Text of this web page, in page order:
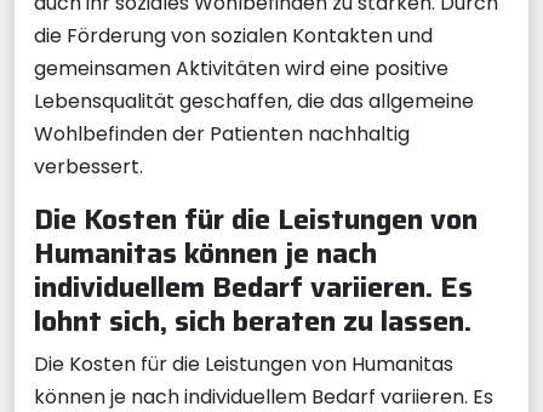
die Förderung von sozialen Kontakten und
gemeinsamen Aktivitäten wird eine positive
Lebensqualität geschaffen, die das allgemeine
Wohlbefinden der Patienten nachhaltig
verbessert.
Die Kosten für die Leistungen von
Humanitas können je nach
individuellem Bedarf variieren. Es
lohnt sich, sich beraten zu lassen.
Die Kosten für die Leistungen von Humanitas
können je nach individuellem Bedarf variieren. Es